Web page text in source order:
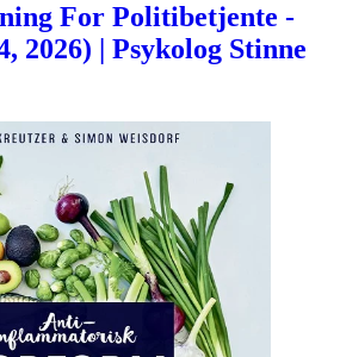
For Politibetjente -
2026) | Psykolog Stinne